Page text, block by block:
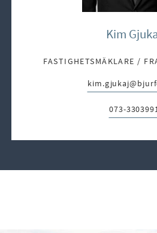
Kim
FASTIGHETSMÄKLARE /
E-post:
Telefon:
073-